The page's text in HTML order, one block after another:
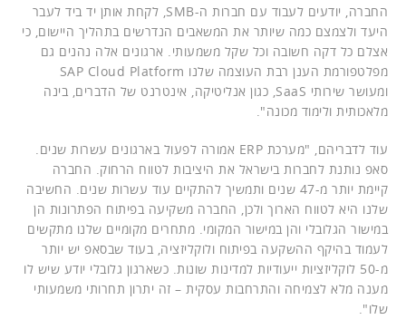
החברה, יודעים לעבוד עם חברות ה-SMB, לקחת אותן יד ביד לעבר
היעד ולצמצם כמה שיותר את המשאבים הנדרשים בתהליך היישום, כי
אצלם כל דקה חשובה וכל שקל משמעותי. ארגונים אלה נהנים גם
מפלטפורמת הענן רבת העוצמה שלנו SAP Cloud Platform
ומעושר שירותי SaaS, כגון אנליטיקה, אינטרנט של הדברים, בינה
מלאכותית ולימוד מכונה".
עוד לדבריהם, "מערכת ERP אמורה לפעול בארגונים עשרות שנים.
סאפ נותנת לחברות בישראל את היציבות לטווח הרחוק. החברה
קיימת יותר מ-47 שנים ותמשיך להתקיים עוד עשרות שנים. החשיבה
שלנו היא לטווח הארוך ולכן, החברה משקיעה בפיתוח הפתרונות הן
במישור הגלובלי והן במישור המקומי. מתחרים מקומיים שלנו מתקשים
לעמוד בהיקף ההשקעה בפיתוח ולוקליזציה, בעוד שבסאפ יש יותר
מ-50 לוקליזציות ייעודיות למדינות שונות. כשארגון גלובלי יודע שיש לו
מענה מלא לצמיחה והתרחבות עסקית – זה יתרון תחרותי משמעותי
שלו".